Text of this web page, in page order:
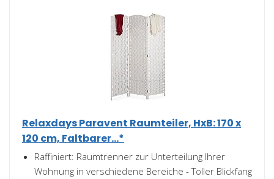
Relaxdays Paravent Raumteiler, HxB: 170 x
120 cm, Faltbarer...*
Raffiniert: Raumtrenner zur Unterteilung Ihrer
Wohnung in verschiedene Bereiche - Toller Blickfang